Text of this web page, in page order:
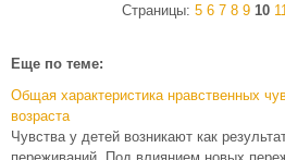
Страницы: 5 6 7 8 9 10 11
Еще по теме:
Общая характеристика нравственных
возраста
Чувства у детей возникают как